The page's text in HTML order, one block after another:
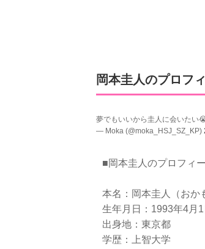
岡本圭人のプロフ
夢でもいいから圭人に会いたい
— Moka (@moka_HSJ_SZ_KP)
■岡本圭人のプロフィ
本名：岡本圭人（おか
生年月日：1993年4月1
出身地：東京都
学歴：上智大学